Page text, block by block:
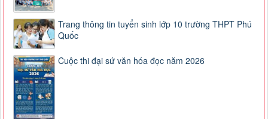
Trang thông tin tuyển sinh lớp 10 trường THPT Phú
Quốc
Cuộc thi đại sứ văn hóa đọc năm 2026